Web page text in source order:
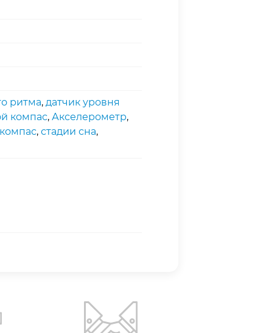
ритма, датчик уровня
компас, Акселерометр,
компас, стадии сна,